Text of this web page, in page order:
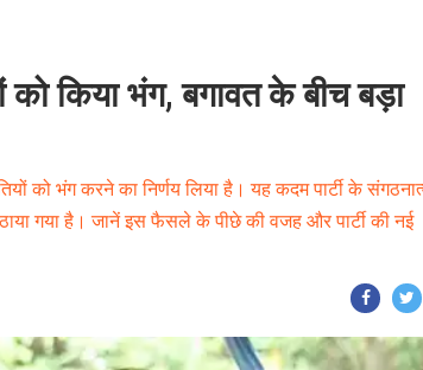
को किया भंग, बगावत के बीच बड़ा
को भंग करने का निर्णय लिया है। यह कदम पार्टी के
गया है। जानें इस फैसले के पीछे की वजह और पार्टी की नई